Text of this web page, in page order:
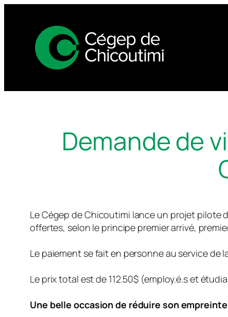
content
Demande de
Le Cégep de Chicoutimi lance un projet pilote
offertes, selon le principe premier arrivé,
Le paiement se fait en personne au service
Le prix total est de 112.50$ (employ.é.s et
Une belle occasion de réduire son